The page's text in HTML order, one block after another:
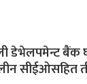
डेभेलपमेन्ट बैंक
सीईओसहित